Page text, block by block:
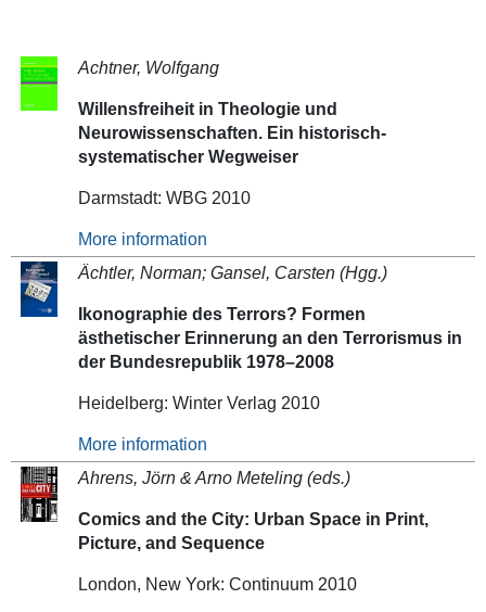
Achtner, Wolfgang
Willensfreiheit in Theologie und
Neurowissenschaften. Ein historisch-
systematischer Wegweiser
Darmstadt: WBG 2010
More information
Ächtler, Norman; Gansel, Carsten (Hgg.)
Ikonographie des Terrors? Formen
ästhetischer Erinnerung an den Terrorismus in
der Bundesrepublik 1978–2008
Heidelberg: Winter Verlag 2010
More information
Ahrens, Jörn & Arno Meteling (eds.)
Comics and the City: Urban Space in Print,
Picture, and Sequence
London, New York: Continuum 2010